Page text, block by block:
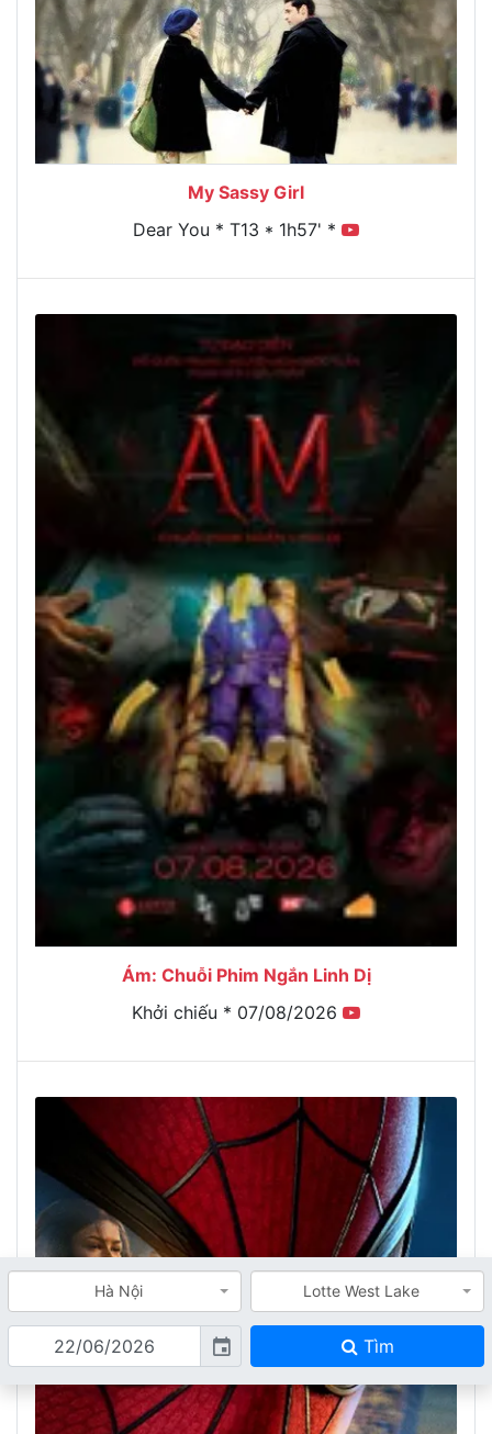
Hà Nội Lotte West Lake
event Tìm
My Sassy Girl
Dear You * T13 * 1h57' *
Ám: Chuỗi Phim Ngắn Linh Dị
Khởi chiếu * 07/08/2026